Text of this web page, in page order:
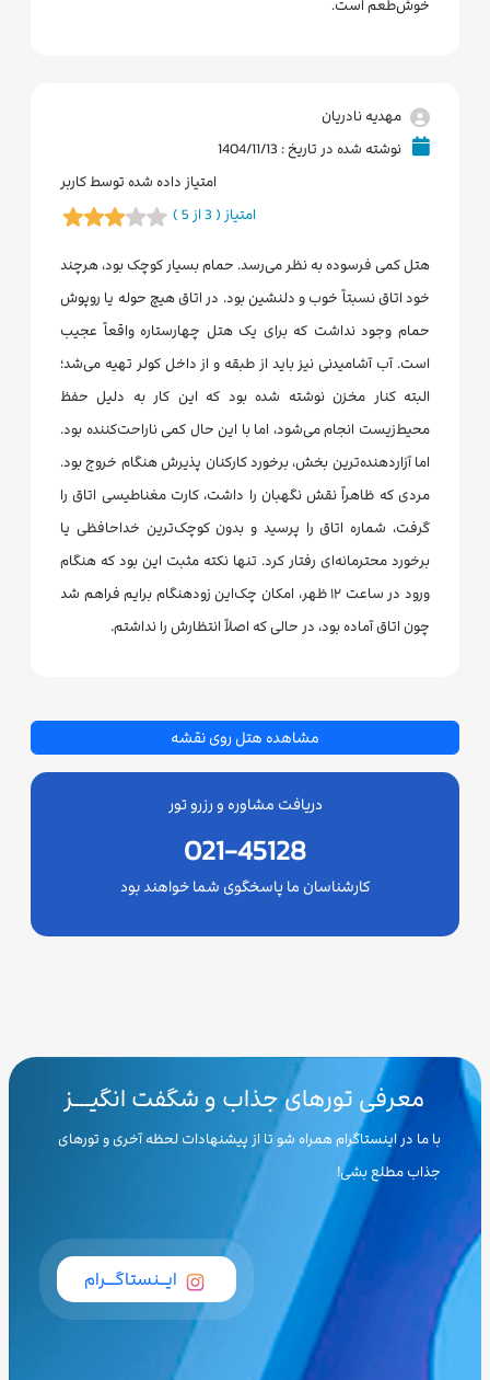
خوش‌طعم است.
مهدیه نادریان
نوشته شده در تاریخ : 1404/11/13
امتیاز داده شده توسط کاربر
امتیاز ( 3 از 5 )
هتل کمی فرسوده به نظر می‌رسد. حمام بسیار کوچک بود، هرچند
خود اتاق نسبتاً خوب و دلنشین بود. در اتاق هیچ حوله یا روپوش
حمام وجود نداشت که برای یک هتل چهارستاره واقعاً عجیب
است. آب آشامیدنی نیز باید از طبقه و از داخل کولر تهیه می‌شد؛
البته کنار مخزن نوشته شده بود که این کار به دلیل حفظ
محیط‌زیست انجام می‌شود، اما با این حال کمی ناراحت‌کننده بود.
اما آزاردهنده‌ترین بخش، برخورد کارکنان پذیرش هنگام خروج بود.
مردی که ظاهراً نقش نگهبان را داشت، کارت مغناطیسی اتاق را
گرفت، شماره اتاق را پرسید و بدون کوچک‌ترین خداحافظی یا
برخورد محترمانه‌ای رفتار کرد. تنها نکته مثبت این بود که هنگام
ورود در ساعت ۱۲ ظهر، امکان چک‌این زودهنگام برایم فراهم شد
چون اتاق آماده بود، در حالی که اصلاً انتظارش را نداشتم.
مشاهده هتل روی نقشه
دریافت مشاوره و رزرو تور
021-45128
کارشناسان ما پاسخگوی شما خواهند بود
معرفی تورهای جذاب و شگفت انگیـــز
با ما در اینستاگرام همراه شو تا از پیشنهادات لحظه آخری و تورهای
جذاب مطلع بشی!
ایــنستاگـــرام